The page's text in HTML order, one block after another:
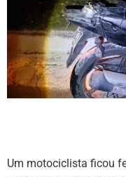
Um motociclista ficou